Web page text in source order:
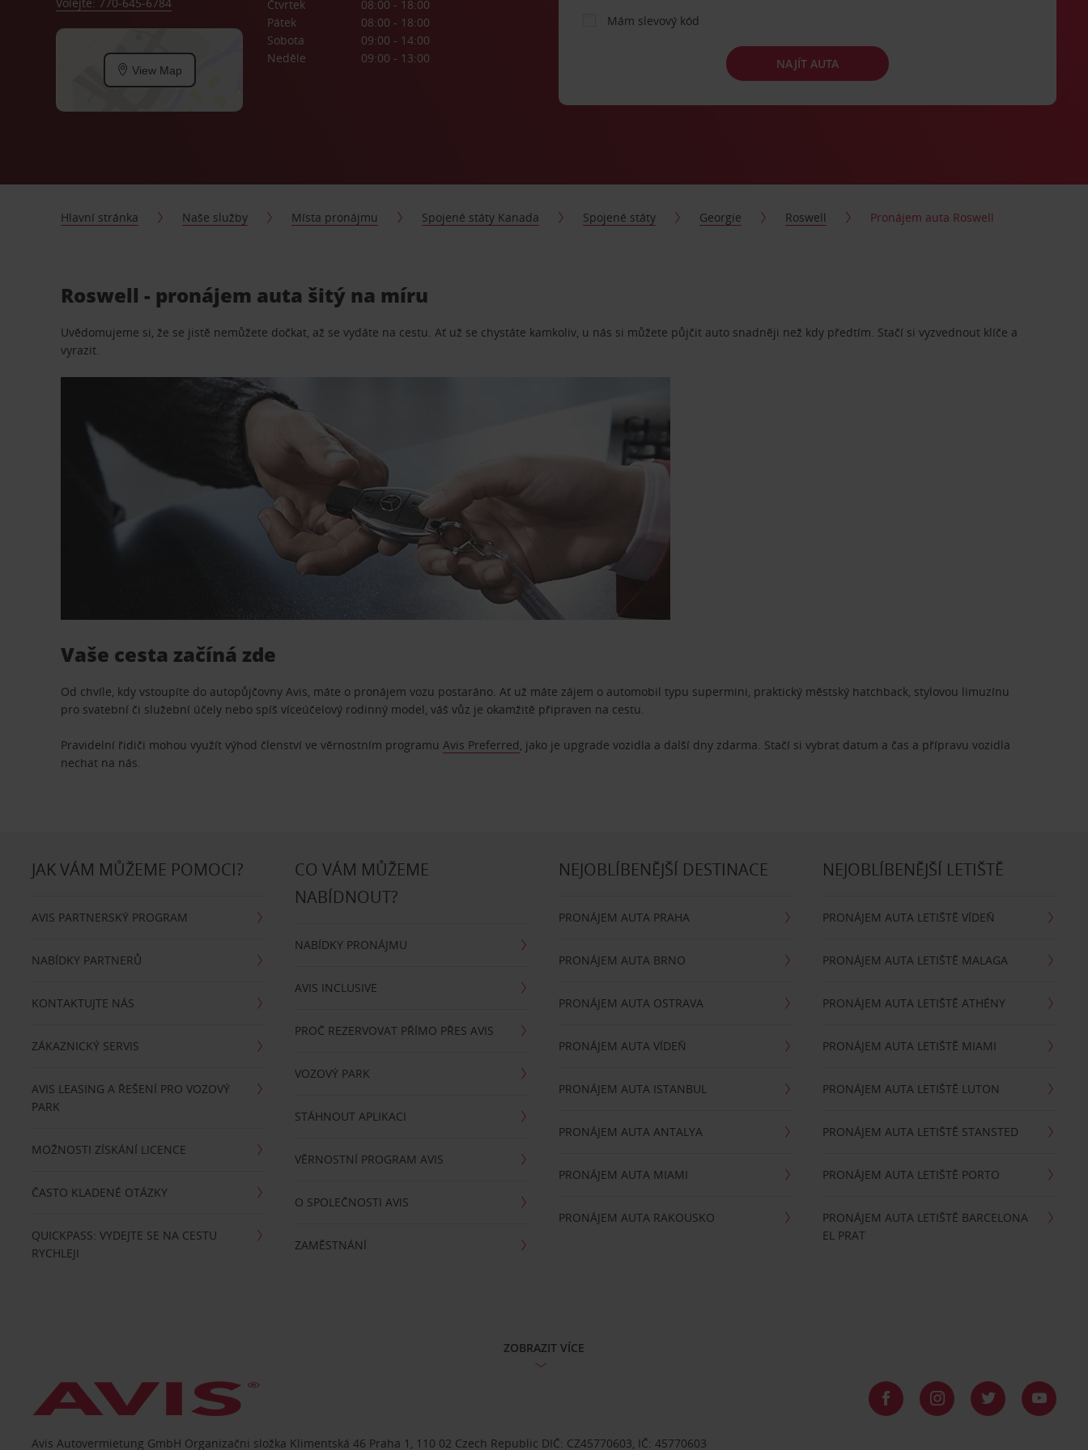
View Map
Čtvrtek
08:00 - 18:00
Pátek
08:00 - 18:00
Sobota
09:00 - 14:00
Neděle
09:00 - 13:00
Mám slevový kód
NAJÍT AUTA
Hlavní stránka Naše služby Místa pronájmu Spojené státy Kanada Spojené státy Georgie Roswell Pronájem auta Roswell
Roswell - pronájem auta šitý na míru
Uvědomujeme si, že se jistě nemůžete dočkat, až se vydáte na cestu. Ať už se chystáte kamkoliv, u nás si můžete půjčit auto snadněji než kdy předtím. Stačí si vyzvednout klíče a
vyrazit.
Vaše cesta začíná zde
Od chvíle, kdy vstoupíte do autopůjčovny Avis, máte o pronájem vozu postaráno. Ať už máte zájem o automobil typu supermini, praktický městský hatchback, stylovou limuzínu
pro svatební či služební účely nebo spíš víceúčelový rodinný model, váš vůz je okamžitě připraven na cestu.
Pravidelní řidiči mohou využít výhod členství ve věrnostním programuAvis Preferred, jako je upgrade vozidla a další dny zdarma. Stačí si vybrat datum a čas a přípravu vozidla
nechat na nás.
JAK VÁM MŮŽEME POMOCI?
AVIS PARTNERSKÝ PROGRAM
NABÍDKY PARTNERŮ
KONTAKTUJTE NÁS
ZÁKAZNICKÝ SERVIS
AVIS LEASING A ŘEŠENÍ PRO VOZOVÝ
PARK
MOŽNOSTI ZÍSKÁNÍ LICENCE
ČASTO KLADENÉ OTÁZKY
QUICKPASS: VYDEJTE SE NA CESTU
RYCHLEJI
CO VÁM MŮŽEME
NABÍDNOUT?
NABÍDKY PRONÁJMU
AVIS INCLUSIVE
PROČ REZERVOVAT PŘÍMO PŘES AVIS
VOZOVÝ PARK
STÁHNOUT APLIKACI
VĚRNOSTNÍ PROGRAM AVIS
O SPOLEČNOSTI AVIS
ZAMĚSTNÁNÍ
NEJOBLÍBENĚJŠÍ DESTINACE
PRONÁJEM AUTA PRAHA
PRONÁJEM AUTA BRNO
PRONÁJEM AUTA OSTRAVA
PRONÁJEM AUTA VÍDEŇ
PRONÁJEM AUTA ISTANBUL
PRONÁJEM AUTA ANTALYA
PRONÁJEM AUTA MIAMI
PRONÁJEM AUTA RAKOUSKO
NEJOBLÍBENĚJŠÍ LETIŠTĚ
PRONÁJEM AUTA LETIŠTĚ VÍDEŇ
PRONÁJEM AUTA LETIŠTĚ MALAGA
PRONÁJEM AUTA LETIŠTĚ ATHÉNY
PRONÁJEM AUTA LETIŠTĚ MIAMI
PRONÁJEM AUTA LETIŠTĚ LUTON
PRONÁJEM AUTA LETIŠTĚ STANSTED
PRONÁJEM AUTA LETIŠTĚ PORTO
PRONÁJEM AUTA LETIŠTĚ BARCELONA
EL PRAT
ZOBRAZIT VÍCE
Avis Autovermietung GmbH Organizačni složka Klimentská 46 Praha 1, 110 02 Czech Republic DIČ: CZ45770603, IČ: 45770603